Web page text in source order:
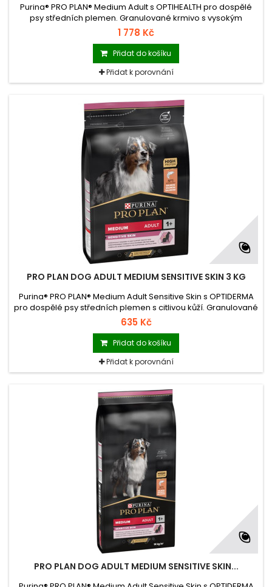
Purina® PRO PLAN® Medium Adult s OPTIHEALTH pro dospělé
psy středních plemen. Granulované krmivo s vysokým
podílem kuřete.
1 778 Kč
Přidat do košíku
Přidat k porovnání
PRO PLAN DOG ADULT MEDIUM SENSITIVE SKIN 3 KG
Purina® PRO PLAN® Medium Adult Sensitive Skin s OPTIDERMA
pro dospělé psy středních plemen s citlivou kůží. Granulované
krmivo s vysokým obsahem lososa.
635 Kč
Přidat do košíku
Přidat k porovnání
PRO PLAN DOG ADULT MEDIUM SENSITIVE SKIN...